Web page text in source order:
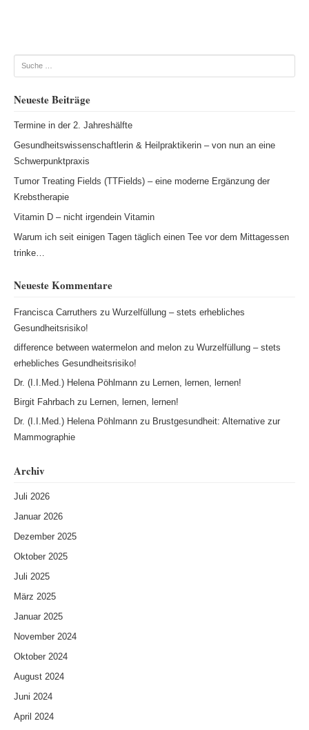
Suche
Neueste Beiträge
Termine in der 2. Jahreshälfte
Gesundheitswissenschaftlerin & Heilpraktikerin – von nun an eine
Schwerpunktpraxis
Tumor Treating Fields (TTFields) – eine moderne Ergänzung der
Krebstherapie
Vitamin D – nicht irgendein Vitamin
Warum ich seit einigen Tagen täglich einen Tee vor dem Mittagessen
trinke…
Neueste Kommentare
Francisca Carruthers zu Wurzelfüllung – stets erhebliches
Gesundheitsrisiko!
difference between watermelon and melonzu Wurzelfüllung – stets
erhebliches Gesundheitsrisiko!
Dr. (I.I.Med.) Helena Pöhlmannzu Lernen, lernen, lernen!
Birgit Fahrbachzu Lernen, lernen, lernen!
Dr. (I.I.Med.) Helena Pöhlmannzu Brustgesundheit: Alternative zur
Mammographie
Archiv
Juli 2026
Januar 2026
Dezember 2025
Oktober 2025
Juli 2025
März 2025
Januar 2025
November 2024
Oktober 2024
August 2024
Juni 2024
April 2024